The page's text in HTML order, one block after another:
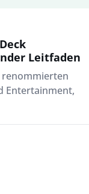
Leitfaden
renommierten
Entertainment,